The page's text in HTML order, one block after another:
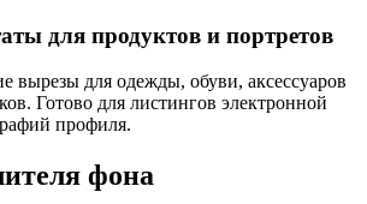
для продуктов и портретов
вырезы для одежды, обуви, аксессуаров
Готово для листингов электронной
профиля.
фона